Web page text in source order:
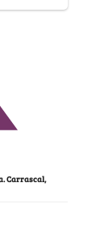
Carrascal,